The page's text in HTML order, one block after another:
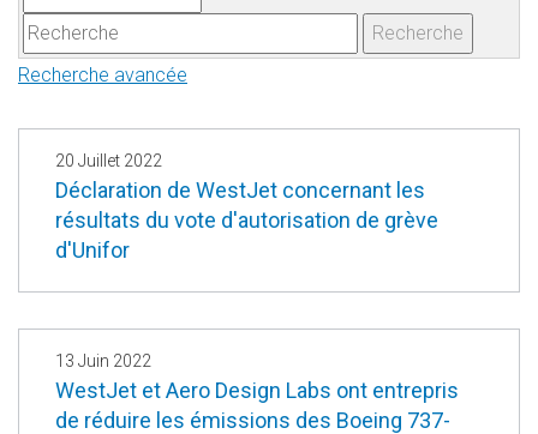
n
n
é
o
t
l
é
Recherche
Recherche avancée
20 Juillet 2022
Déclaration de WestJet concernant les
résultats du vote d'autorisation de grève
d'Unifor
13 Juin 2022
WestJet et Aero Design Labs ont entrepris
de réduire les émissions des Boeing 737-